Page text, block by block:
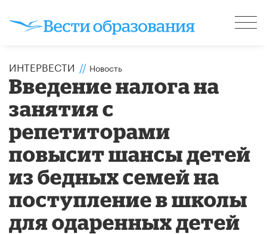
ИНТЕРВЕСТИ // Новость
Введение налога на
занятия с
репетиторами
повысит шансы детей
из бедных семей на
поступление в школы
для одаренных детей